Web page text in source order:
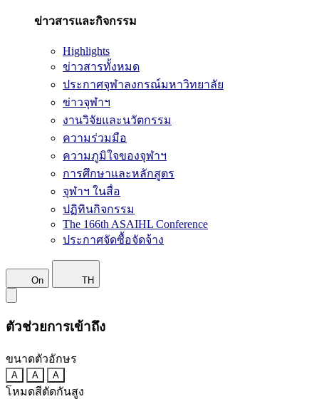
ข่าวสารและกิจกรรม
Highlights
ข่าวสารทั้งหมด
ประกาศจุฬาลงกรณ์มหาวิทยาลัย
ข่าวจุฬาฯ
งานวิจัยและนวัตกรรม
ความร่วมมือ
ความภูมิใจของจุฬาฯ
การศึกษาและหลักสูตร
จุฬาฯ ในสื่อ
ปฏิทินกิจกรรม
The 166th ASAIHL Conference
ประกาศจัดซื้อจัดจ้าง
On TH
ตัวช่วยการเข้าถึง
ขนาดตัวอักษร
A A A
โหมดสีตัดกันสูง